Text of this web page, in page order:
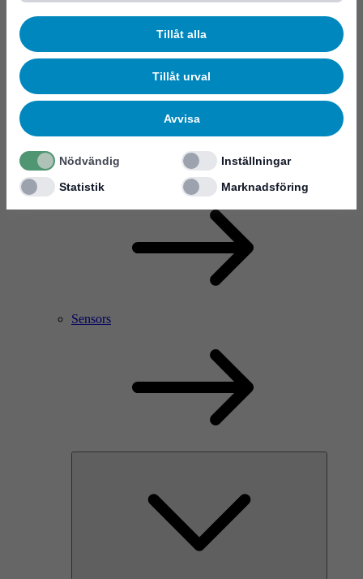
Tillåt alla
Tillåt urval
Avvisa
Nödvändig
Inställningar
Statistik
Marknadsföring
RF Power Amplifier & Microwave Device
Sensors